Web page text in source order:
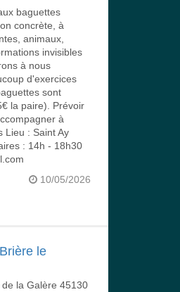
baguettes
concrète, à
animaux,
invisibles
à nous
d'exercices
sont
la paire). Prévoir
à
Lieu : Saint Ay
: 14h - 18h30
10/05/2026
le
la Galère 45130